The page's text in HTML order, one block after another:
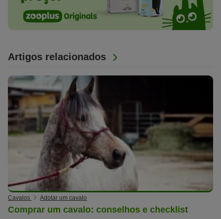
Artigos relacionados
Cavalos Adotar um cavalo
Comprar um cavalo: conselhos e checklist